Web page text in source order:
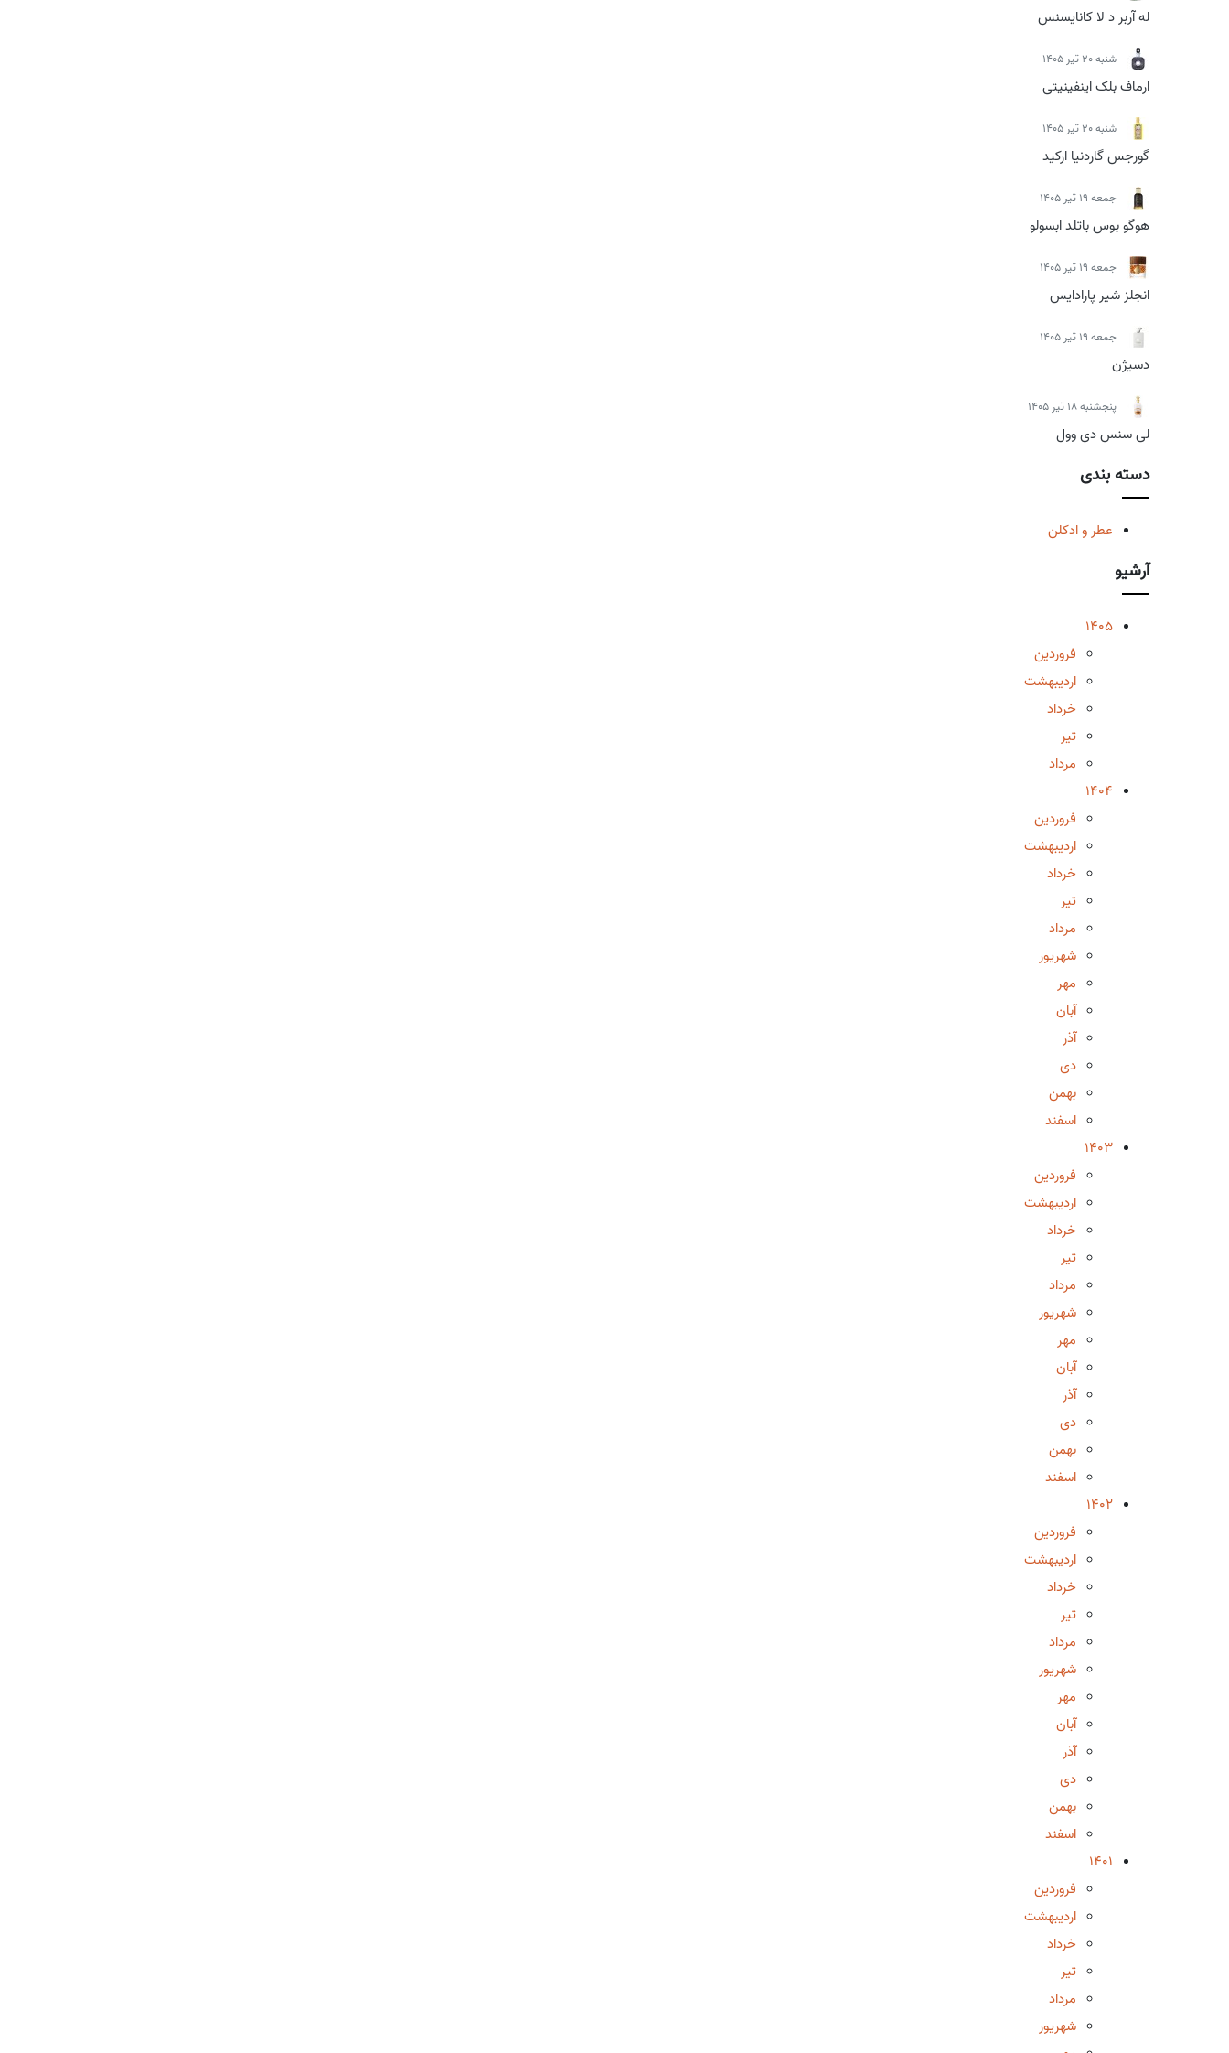
له آربر د لا کانایسنس
شنبه 20 تیر 1405
ارماف بلک اینفینیتی
شنبه 20 تیر 1405
گورجس گاردنیا ارکید
جمعه 19 تیر 1405
هوگو بوس باتلد ابسولو
جمعه 19 تیر 1405
انجلز شیر پارادایس
جمعه 19 تیر 1405
دسیژن
پنجشنبه 18 تیر 1405
لی سنس دی وول
دسته بندی
عطر و ادکلن
آرشیو
1405
فروردین
اردیبهشت
خرداد
تیر
مرداد
1404
فروردین
اردیبهشت
خرداد
تیر
مرداد
شهریور
مهر
آبان
آذر
دی
بهمن
اسفند
1403
فروردین
اردیبهشت
خرداد
تیر
مرداد
شهریور
مهر
آبان
آذر
دی
بهمن
اسفند
1402
فروردین
اردیبهشت
خرداد
تیر
مرداد
شهریور
مهر
آبان
آذر
دی
بهمن
اسفند
1401
فروردین
اردیبهشت
خرداد
تیر
مرداد
شهریور